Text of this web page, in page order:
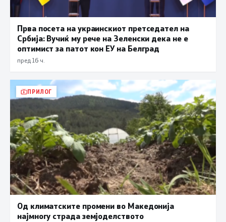
Прва посета на украинскиот претседател на
Србија: Вучиќ му рече на Зеленски дека не е
оптимист за патот кон ЕУ на Белград
пред 16 ч.
ПРИЛОГ
Од климатските промени во Македонија
најмногу страда земјоделството